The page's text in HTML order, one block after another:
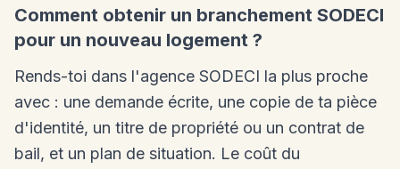
Comment obtenir un branchement SODECI
pour un nouveau logement ?
Rends-toi dans l'agence SODECI la plus proche
avec : une demande écrite, une copie de ta pièce
d'identité, un titre de propriété ou un contrat de
bail, et un plan de situation. Le coût du